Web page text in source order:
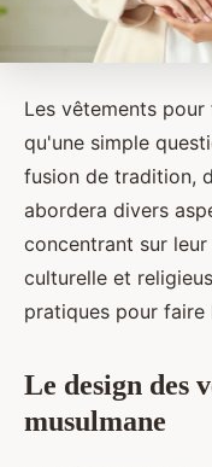
Les vêtements
qu'une simple
fusion de tradition,
abordera divers
concentrant sur
culturelle et
pratiques pour faire
Le design des
musulmane